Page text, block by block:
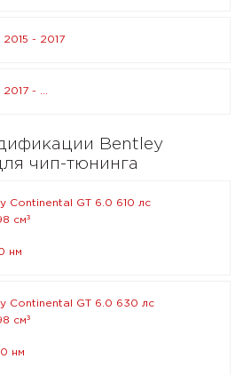
- 2017
- ...
Bentley
чип-тюнинга
Continental GT 6.0 610 лс
см³
нм
Continental GT 6.0 630 лс
см³
нм